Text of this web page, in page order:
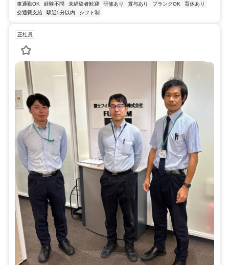
車通勤OK
経験不問 未経験者歓迎 研修あり 賞与あり ブランクOK
育休あり
交通費支給
駅近5分以内 シフト制
正社員